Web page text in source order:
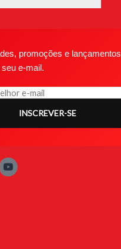
promoções e lançamentos
e-mail.
INSCREVER-SE